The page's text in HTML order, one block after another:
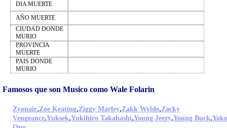
DIA MUERTE
AÑO MUERTE
CIUDAD DONDE
MURIO
PROVINCIA
MUERTE
PAIS DONDE
MURIO
Famosos que son Musico como Wale Folarin
Zyonair,Zoe Keating,Ziggy Marley,Zakk Wylde,Zacky
Vengeance,Yuksek,Yukihiro Takahashi,Young Jeezy,Young Buck,Yoko